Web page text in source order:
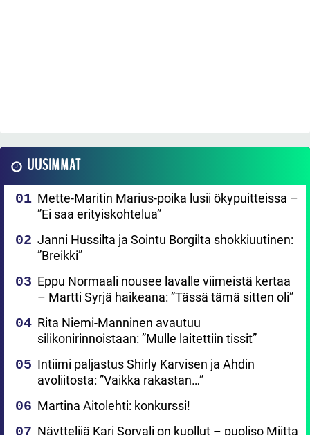
UUSIMMAT
Mette-Maritin Marius-poika lusii ökypuitteissa –
”Ei saa erityiskohtelua”
Janni Hussilta ja Sointu Borgilta shokkiuutinen:
”Breikki”
Eppu Normaali nousee lavalle viimeistä kertaa
– Martti Syrjä haikeana: ”Tässä tämä sitten oli”
Rita Niemi-Manninen avautuu
silikonirinnoistaan: ”Mulle laitettiin tissit”
Intiimi paljastus Shirly Karvisen ja Ahdin
avoliitosta: ”Vaikka rakastan…”
Martina Aitolehti: konkurssi!
Näyttelijä Kari Sorvali on kuollut – puoliso Miitta